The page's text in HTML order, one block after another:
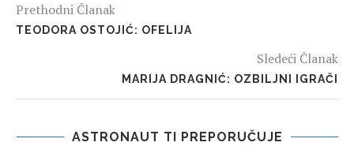
Prethodni Članak
TEODORA OSTOJIĆ: OFELIJA
Sledeći Članak
MARIJA DRAGNIĆ: OZBILJNI IGRAČI
ASTRONAUT TI PREPORUČUJE